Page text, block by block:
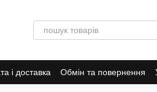
і доставка Обмін та повернення